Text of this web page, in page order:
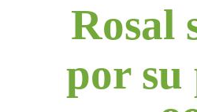
Rosal
por su